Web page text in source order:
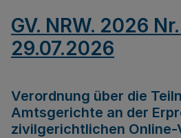
GV. NRW. 2026
29.07.2026
Verordnung über die
Amtsgerichte an der
zivilgerichtlichen